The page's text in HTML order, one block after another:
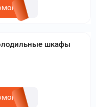
шкафы